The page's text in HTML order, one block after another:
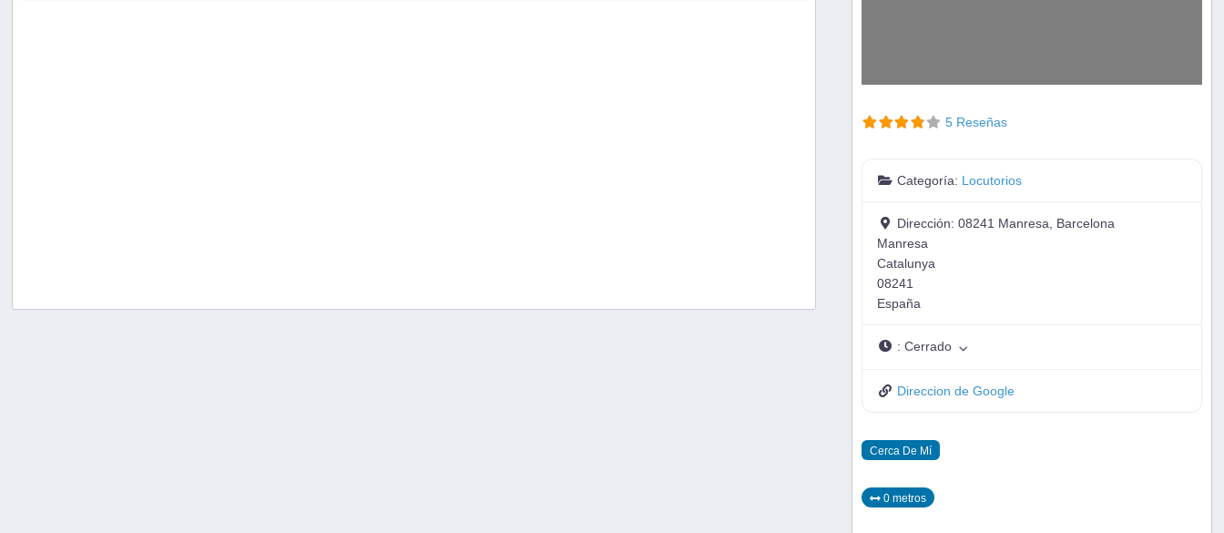
5 Reseñas
Categoría: Locutorios
Dirección: 08241 Manresa, Barcelona
Manresa
Catalunya
08241
España
: Cerrado
Direccion de Google
Cerca De Mí
0 metros